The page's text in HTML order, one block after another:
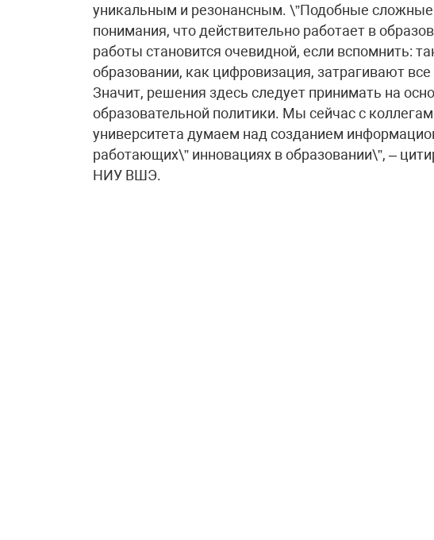
уникальным и резонансным. \”Подобные
понимания, что действительно работает в
работы становится очевидной, если вспомнить:
образовании, как цифровизация, затрагивают
Значит, решения здесь следует принимать на
образовательной политики. Мы сейчас с
университета думаем над созданием
работающих\” инновациях в образовании\”, –
НИУ ВШЭ.